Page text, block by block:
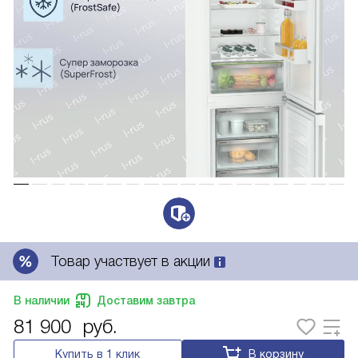
Товар участвует в акции
В наличии Доставим завтра
81 900 руб.
Купить в 1 клик
В корзину